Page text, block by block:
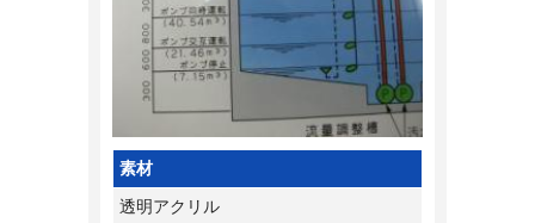
素材
透明アクリル